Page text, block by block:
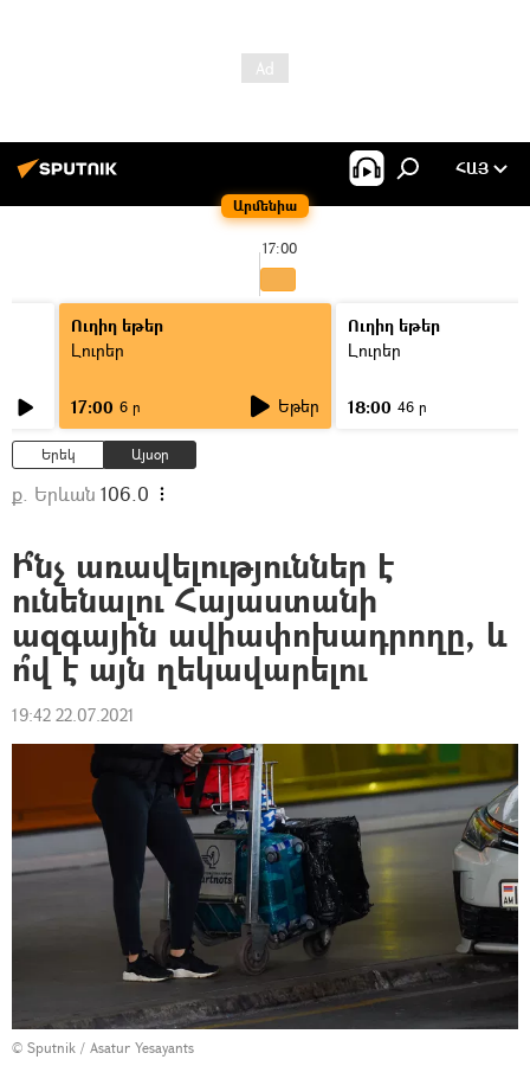
Արմենիա
ՀԱՅ
17:00
Ուղիղ եթեր
Լուրեր
17:00 6 ր Եթեր
Ուղիղ եթեր
Լուրեր
18:00 46 ր
Երեկ Այսօր
ք. Երևան 106.0
Ի՞նչ առավելություններ է
ունենալու Հայաստանի
ազգային ավիափոխադրողը, և
ո՞վ է այն ղեկավարելու
19:42 22.07.2021
© Sputnik / Asatur Yesayants